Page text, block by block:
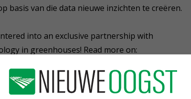
basis van die data nieuwe inzichten te creëren.
into an exclusive partnership with
in greenhouses! Read more on: